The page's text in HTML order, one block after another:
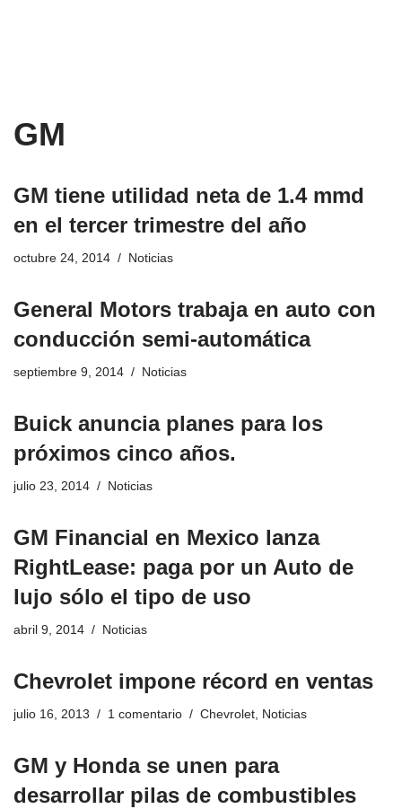
GM
GM tiene utilidad neta de 1.4 mmd
en el tercer trimestre del año
octubre 24, 2014 Noticias
General Motors trabaja en auto con
conducción semi-automática
septiembre 9, 2014 Noticias
Buick anuncia planes para los
próximos cinco años.
julio 23, 2014 Noticias
GM Financial en Mexico lanza
RightLease: paga por un Auto de
lujo sólo el tipo de uso
abril 9, 2014 Noticias
Chevrolet impone récord en ventas
julio 16, 2013 1 comentario Chevrolet, Noticias
GM y Honda se unen para
desarrollar pilas de combustibles